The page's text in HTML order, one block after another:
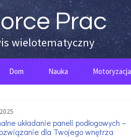
Prac
wielotematyczny
Dom Nauka Motoryzacja
układanie paneli podłogowych –
dla Twojego wnętrza